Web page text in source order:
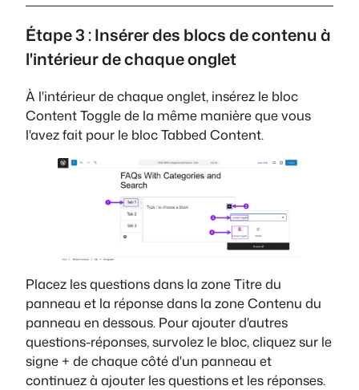
Étape 3 : Insérer des blocs de contenu à
l'intérieur de chaque onglet
À l'intérieur de chaque onglet, insérez le bloc
Content Toggle de la même manière que vous
l'avez fait pour le bloc Tabbed Content.
Placez les questions dans la zone Titre du
panneau et la réponse dans la zone Contenu du
panneau en dessous. Pour ajouter d'autres
questions-réponses, survolez le bloc, cliquez sur le
signe + de chaque côté d'un panneau et
continuez à ajouter les questions et les réponses.